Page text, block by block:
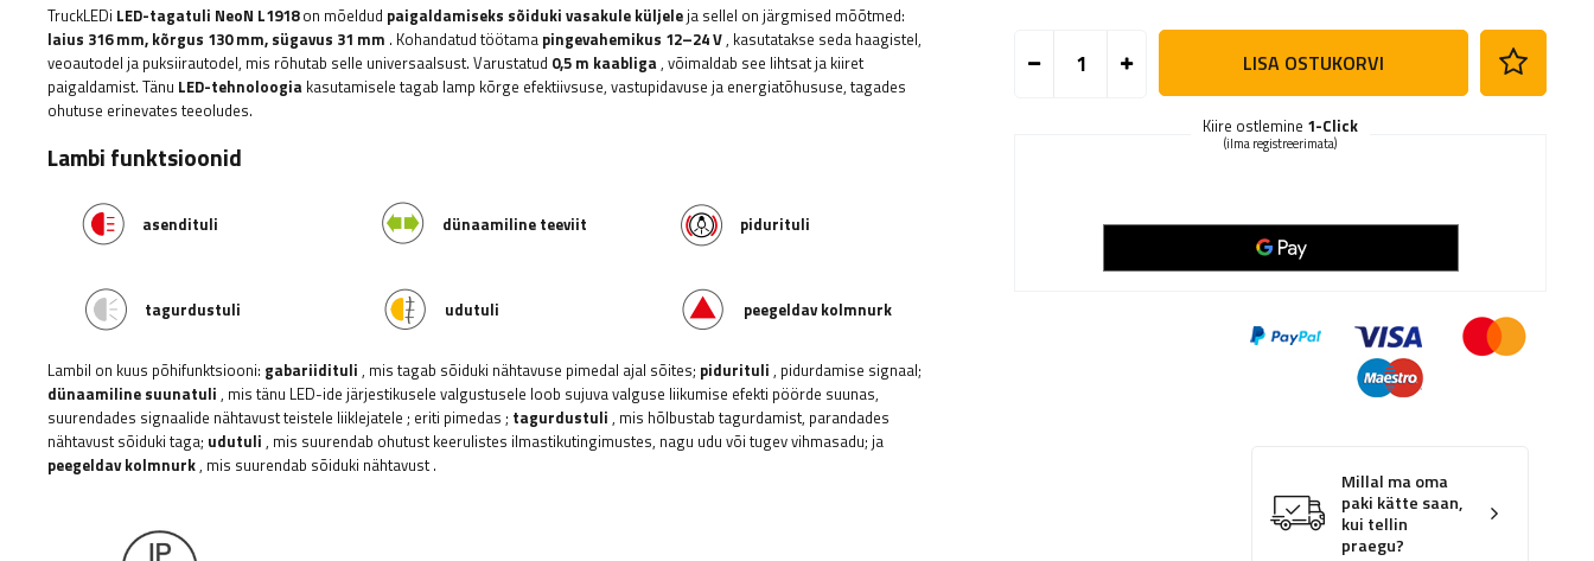
LISA OSTUKORVI
Kiire ostlemine 1-Click
(ilma registreerimata)
Millal ma oma
paki kätte saan,
kui tellin
praegu?
TruckLEDi LED-tagatuli NeoN L1918on mõeldud paigaldamiseks sõiduki vasakule küljeleja sellel on järgmised mõõtmed:
laius 316 mm, kõrgus 130 mm, sügavus 31 mm . Kohandatud töötama pingevahemikus 12–24 V, kasutatakse seda haagistel,
veoautodel ja puksiirautodel, mis rõhutab selle universaalsust. Varustatud 0,5 m kaabliga, võimaldab see lihtsat ja kiiret
paigaldamist. Tänu LED-tehnoloogia kasutamisele tagab lamp kõrge efektiivsuse, vastupidavuse ja energiatõhususe, tagades
ohutuse erinevates teeoludes.
Lambi funktsioonid
asendituli dünaamiline teeviit pidurituli
tagurdustuli udutuli peegeldav kolmnurk
Lambil on kuus põhifunktsiooni: gabariidituli , mis tagab sõiduki nähtavuse pimedal ajal sõites; pidurituli , pidurdamise signaal;
dünaamiline suunatuli , mis tänu LED-ide järjestikusele valgustusele loob sujuva valguse liikumise efekti pöörde suunas,
suurendades signaalide nähtavust teistele liiklejatele ; eriti pimedas ; tagurdustuli , mis hõlbustab tagurdamist, parandades
nähtavust sõiduki taga; udutuli , mis suurendab ohutust keerulistes ilmastikutingimustes, nagu udu või tugev vihmasadu; ja
peegeldav kolmnurk, mis suurendab sõiduki nähtavust.